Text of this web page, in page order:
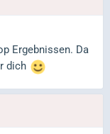
Ergebnissen. Da
dich